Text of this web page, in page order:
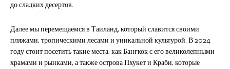
до сладких десертов.
Далее мы перемещаемся в Таиланд, который славится своими
пляжами, тропическими лесами и уникальной культурой. В 2024
году стоит посетить такие места, как Бангкок с его великолепными
храмами и рынками, а также острова Пхукет и Краби, которые